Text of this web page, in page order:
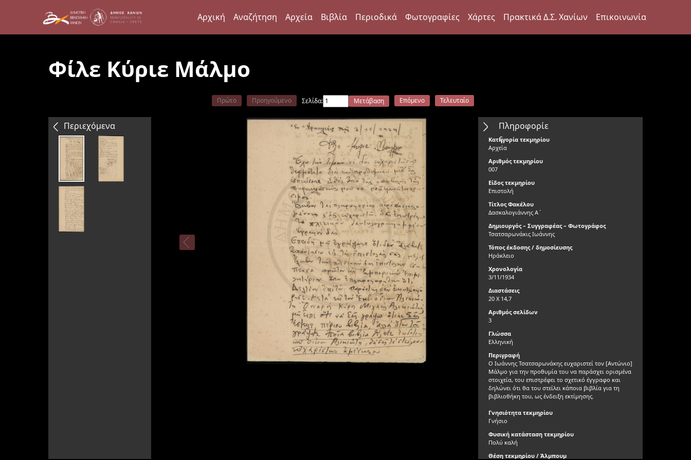
Αρχική Αναζήτηση Αρχεία Βιβλία Περιοδικά Φωτογραφίες Χάρτες Πρακτικά Δ.Σ. Χανίων Επικοινωνία
Φίλε Κύριε Μάλμο
Περιεχόμενα
Πρώτο Προηγούμενο Σελίδα: Μετάβαση Επόμενο Τελευταίο
Πληροφορίε
ς
Κατηγορία τεκμηρίου
Αρχεία
Αριθμός τεκμηρίου
007
Είδος τεκμηρίου
Επιστολή
Τίτλος Φακέλου
Δασκαλογιάννης Α΄
Δημιουργός – Συγγραφέας – Φωτογράφος
Τσατσαρωνάκις Ιωάννης
Τόπος έκδοσης / δημοσίευσης
Ηράκλειο
Χρονολογία
3/11/1934
Διαστάσεις
20 X 14,7
Αριθμός σελίδων
3
Γλώσσα
Ελληνική
Περιγραφή
Ο Ιωάννης Τσατσαρωνάκης ευχαριστεί τον [Αντώνιο]
Μάλμο για την προθυμία του να παράσχει ορισμένα
στοιχεία, του επιστρέφει το σχετικό έγγραφο και
δηλώνει ότι θα του στείλει κάποια βιβλία για τη
βιβλιοθήκη του, ως ένδειξη εκτίμησης.
Γνησιότητα τεκμηρίου
Γνήσιο
Φυσική κατάσταση τεκμηρίου
Πολύ καλή
Θέση τεκμηρίου / Άλμπουμ